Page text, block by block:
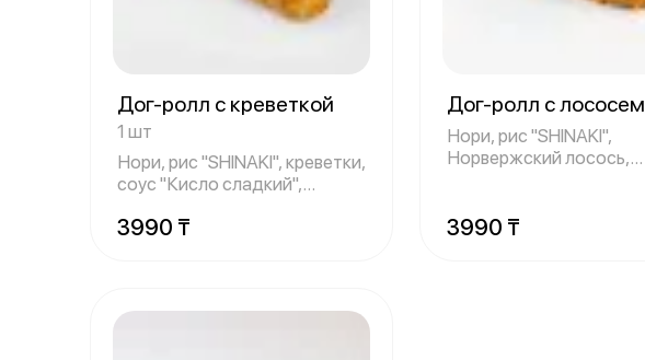
Дог-ролл с креветкой
1 шт
Нори, рис "SHINAKI", креветки,
соус "Кисло сладкий",
3990 ₸
Дог-ролл с лососем
Нори, рис "SHINAKI",
Норвержский лосось,
3990 ₸